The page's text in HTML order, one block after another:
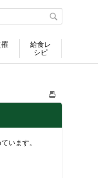
給食レ
シピ
います。